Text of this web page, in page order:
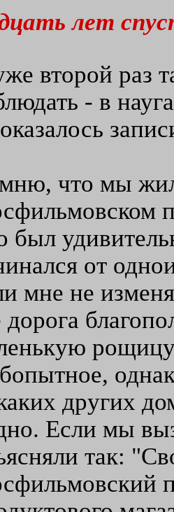
лет
второй раз
- в
что мы
был
от
мне не
дорога
других
Если мы
так: